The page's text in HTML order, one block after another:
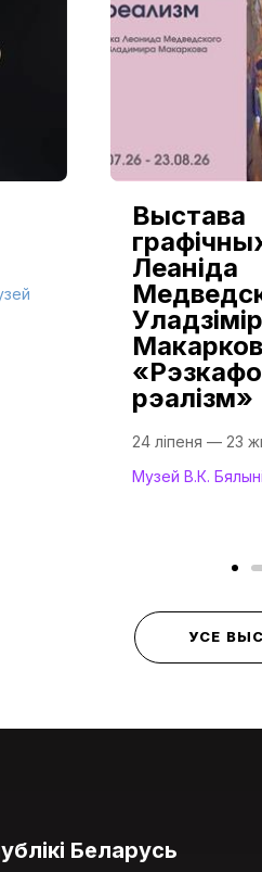
Выстава
Леаніда
рэалізм»
24 ліпеня — 23
Музей В.К.
УСЕ
Беларусь